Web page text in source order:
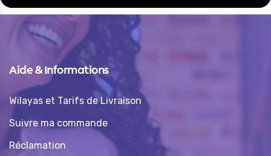
Aide & Informations
Wilayas et Tarifs de Livraison
Suivre ma commande
Réclamation